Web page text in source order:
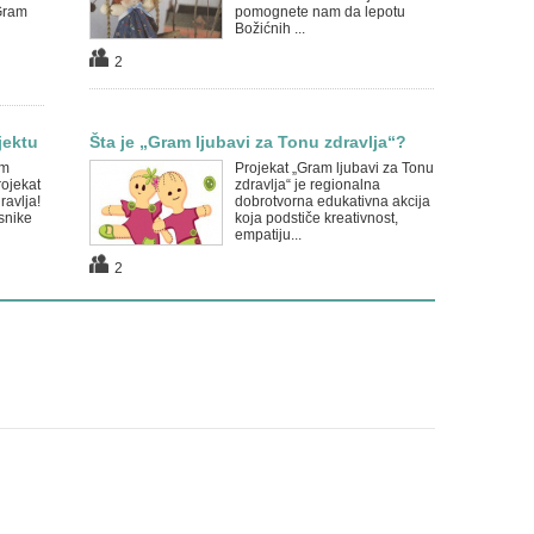
pomognete nam da lepotu
Božićnih ...
2
Šta je „Gram ljubavi za Tonu zdravlja“?
Projekat „Gram ljubavi za Tonu
zdravlja“ je regionalna
dobrotvorna edukativna akcija
koja podstiče kreativnost,
empatiju...
2